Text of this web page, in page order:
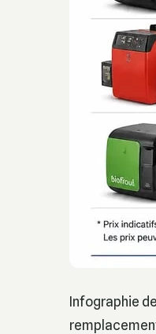
Infographie